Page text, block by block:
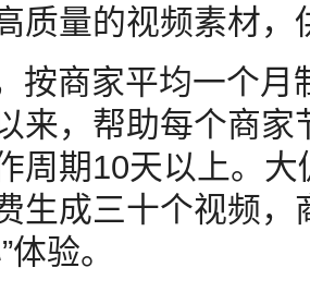
质量的视频素材，
按商家平均一个
来，帮助每个商
周期10天以上。
生成三十个视频，
验。